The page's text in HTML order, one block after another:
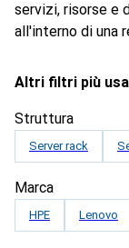
servizi, risorse e
all'interno di una
Altri filtri più
Struttura
Server rack
Marca
HPE Lenovo